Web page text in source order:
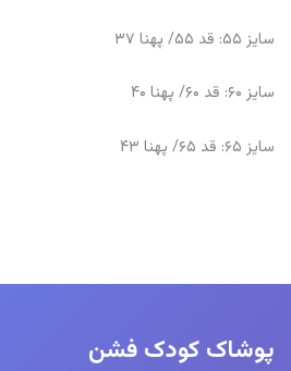
سایز ۵۵: قد ۵۵/ پهنا ۳۷
سایز ۶۰: قد ۶۰/ پهنا ۴۰
سایز ۶۵: قد ۶۵/ پهنا ۴۳
پوشاک کودک فشن